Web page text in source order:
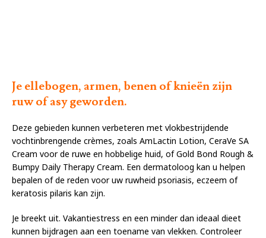
Je ellebogen, armen, benen of knieën zijn
ruw of asy geworden.
Deze gebieden kunnen verbeteren met vlokbestrijdende
vochtinbrengende crèmes, zoals AmLactin Lotion, CeraVe SA
Cream voor de ruwe en hobbelige huid, of Gold Bond Rough &
Bumpy Daily Therapy Cream. Een dermatoloog kan u helpen
bepalen of de reden voor uw ruwheid psoriasis, eczeem of
keratosis pilaris kan zijn.
Je breekt uit. Vakantiestress en een minder dan ideaal dieet
kunnen bijdragen aan een toename van vlekken. Controleer